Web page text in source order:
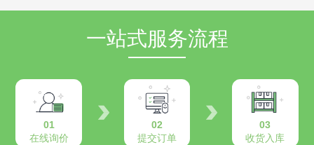
一站式服务流程
01
在线询价
02
提交订单
03
收货入库